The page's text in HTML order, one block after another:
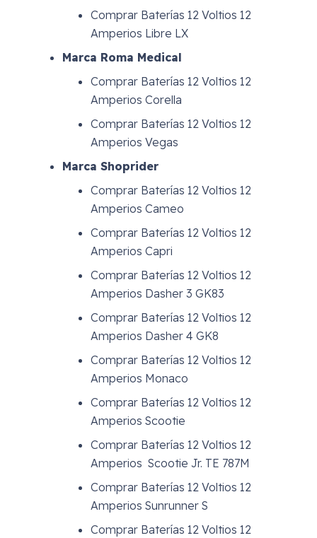
Comprar Baterías 12 Voltios 12
Amperios Libre LX
Marca Roma Medical
Comprar Baterías 12 Voltios 12
Amperios Corella
Comprar Baterías 12 Voltios 12
Amperios Vegas
Marca Shoprider
Comprar Baterías 12 Voltios 12
Amperios Cameo
Comprar Baterías 12 Voltios 12
Amperios Capri
Comprar Baterías 12 Voltios 12
Amperios Dasher 3 GK83
Comprar Baterías 12 Voltios 12
Amperios Dasher 4 GK8
Comprar Baterías 12 Voltios 12
Amperios Monaco
Comprar Baterías 12 Voltios 12
Amperios Scootie
Comprar Baterías 12 Voltios 12
Amperios Scootie Jr. TE 787M
Comprar Baterías 12 Voltios 12
Amperios Sunrunner S
Comprar Baterías 12 Voltios 12